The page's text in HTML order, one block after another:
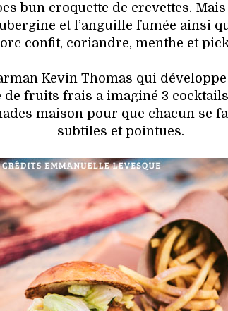
bun croquette de crevettes.
et l’anguille fumée ainsi
confit, coriandre, menthe et
Kevin Thomas qui
de fruits frais a imaginé 3
maison pour que chacun se
subtiles et pointues.